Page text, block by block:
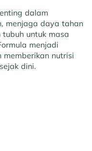
dalam
menjaga daya tahan
untuk masa
menjadi
nutrisi
dini.